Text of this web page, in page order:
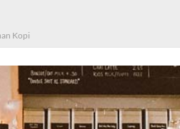
Kopi